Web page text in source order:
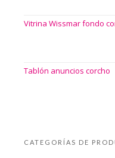
Vitrina Wissmar fondo
Tablón anuncios corcho
CATEGORÍAS DE